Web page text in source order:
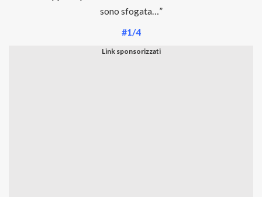
sono sfogata…”
#1/4